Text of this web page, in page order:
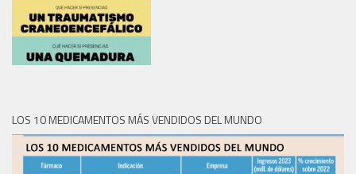
LOS 10 MEDICAMENTOS MÁS VENDIDOS DEL MUNDO